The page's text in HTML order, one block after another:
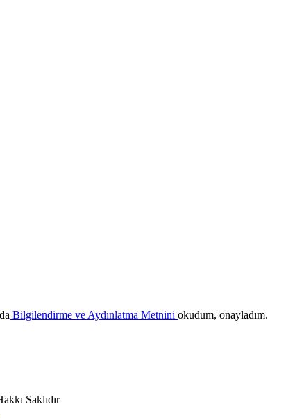
Bilgilendirme ve Aydınlatma Metnini okudum, onayladım.
Saklıdır